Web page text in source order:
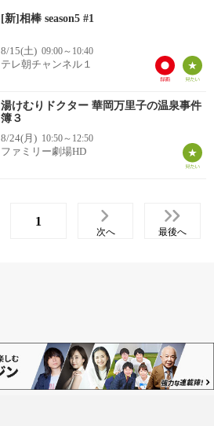
[新]相棒 season5 #1
8/15(土) 09:00～10:40
テレ朝チャンネル１
湯けむりドクター 華岡万里子の温泉事件
簿３
8/24(月) 10:50～12:50
ファミリー劇場HD
1
次へ 最後へ